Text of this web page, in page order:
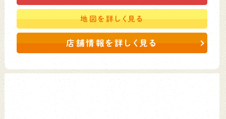
地図を詳しく見る
店舗情報を詳しく見る